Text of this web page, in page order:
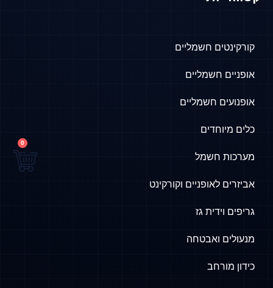
קורקינטים חשמליים
אופניים חשמליים
אופנועים חשמליים
כלים מיוחדים
מערכות חשמל
אביזרים לאופניים וקורקינט
גריפים וידית גז
מנעולים ואבטחה
כידון מורחב
0